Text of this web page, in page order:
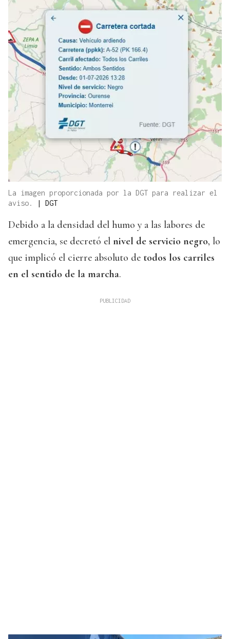
La imagen proporcionada por la DGT para realizar el
aviso.
| DGT
Debido a la densidad del humo y a las labores de
emergencia, se decretó el nivel de servicio negro, lo
que implicó el cierre absoluto de todos los carriles
en el sentido de la marcha.